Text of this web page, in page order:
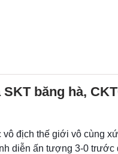
SKT băng hà,
vô địch thế giới vô cùng
diễn ấn tượng 3-0 trước